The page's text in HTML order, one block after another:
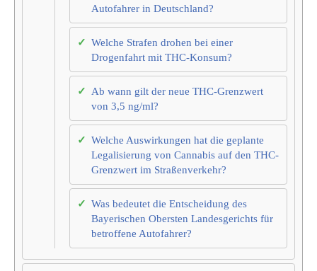
Autofahrer in Deutschland?
Welche Strafen drohen bei einer
Drogenfahrt mit THC-Konsum?
Ab wann gilt der neue THC-Grenzwert
von 3,5 ng/ml?
Welche Auswirkungen hat die geplante
Legalisierung von Cannabis auf den THC-
Grenzwert im Straßenverkehr?
Was bedeutet die Entscheidung des
Bayerischen Obersten Landesgerichts für
betroffene Autofahrer?